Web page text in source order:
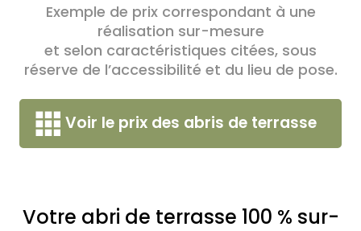
Exemple de prix correspondant à une
réalisation sur-mesure
et selon caractéristiques citées, sous
réserve de l’accessibilité et du lieu de pose.
Voir le prix des abris de terrasse
Votre abri de terrasse 100 % sur-